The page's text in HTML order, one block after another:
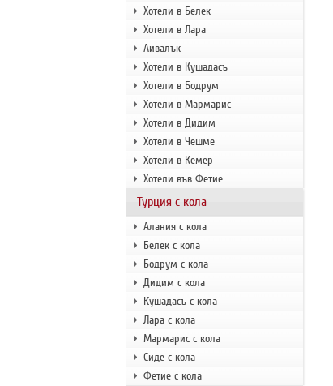
Хотели в Белек
Хотели в Лара
Айвалък
Хотели в Кушадасъ
Хотели в Бодрум
Хотели в Мармарис
Хотели в Дидим
Хотели в Чешме
Хотели в Кемер
Хотели във Фетие
Турция с кола
Алания с кола
Белек с кола
Бодрум с кола
Дидим с кола
Кушадасъ с кола
Лара с кола
Мармарис с кола
Сиде с кола
Фетие с кола